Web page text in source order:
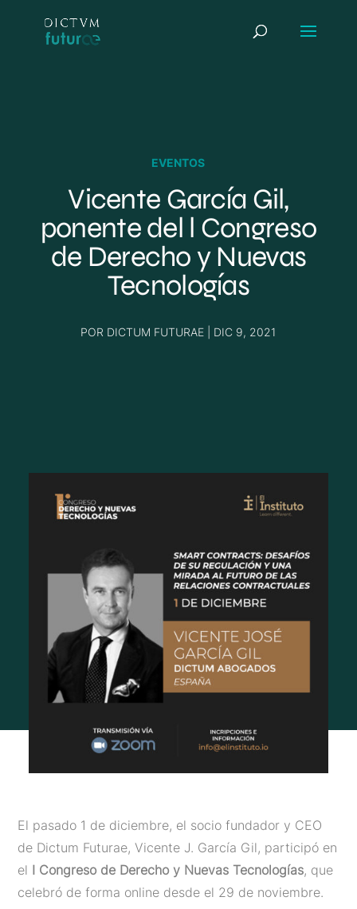
EVENTOS
Vicente García Gil,
ponente del l Congreso
de Derecho y Nuevas
Tecnologías
POR DICTUM FUTURAE DIC 9, 2021
El pasado 1 de diciembre, el socio fundador y CEO
de Dictum Futurae, Vicente J. García Gil, participó en
el I Congreso de Derecho y Nuevas Tecnologías, que
celebró de forma online desde el 29 de noviembre.